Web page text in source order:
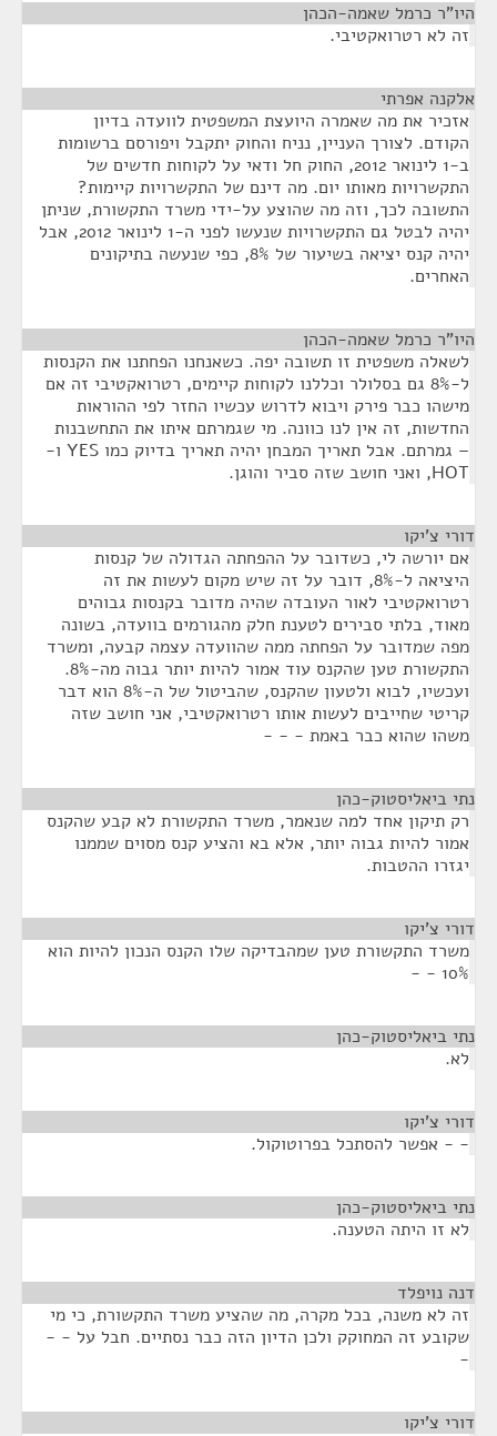
היו"ר כרמל שאמה-הכהן
זה לא רטרואקטיבי.
אלקנה אפרתי
אזכיר את מה שאמרה היועצת המשפטית לוועדה בדיון
הקודם. לצורך העניין, נניח והחוק יתקבל ויפורסם ברשומות
ב-1 לינואר 2012, החוק חל ודאי על לקוחות חדשים של
התקשרויות מאותו יום. מה דינם של התקשרויות קיימות?
התשובה לכך, וזה מה שהוצע על-ידי משרד התקשורת, שניתן
יהיה לבטל גם התקשרויות שנעשו לפני ה-1 לינואר 2012, אבל
יהיה קנס יציאה בשיעור של 8%, כפי שנעשה בתיקונים
האחרים.
היו"ר כרמל שאמה-הכהן
לשאלה משפטית זו תשובה יפה. כשאנחנו הפחתנו את הקנסות
ל-8% גם בסלולר וכללנו לקוחות קיימים, רטרואקטיבי זה אם
מישהו כבר פירק ויבוא לדרוש עכשיו החזר לפי ההוראות
החדשות, זה אין לנו כוונה. מי שגמרתם איתו את התחשבנות
– גמרתם. אבל תאריך המבחן יהיה תאריך בדיוק כמו YES ו-
HOT, ואני חושב שזה סביר והוגן.
דורי צ'יקו
אם יורשה לי, כשדובר על ההפחתה הגדולה של קנסות
היציאה ל-8%, דובר על זה שיש מקום לעשות את זה
רטרואקטיבי לאור העובדה שהיה מדובר בקנסות גבוהים
מאוד, בלתי סבירים לטענת חלק מהגורמים בוועדה, בשונה
מפה שמדובר על הפחתה ממה שהוועדה עצמה קבעה, ומשרד
התקשורת טען שהקנס עוד אמור להיות יותר גבוה מה-8%.
ועכשיו, לבוא ולטעון שהקנס, שהביטול של ה-8% הוא דבר
קריטי שחייבים לעשות אותו רטרואקטיבי, אני חושב שזה
משהו שהוא כבר באמת - - -
נתי ביאליסטוק-כהן
רק תיקון אחד למה שנאמר, משרד התקשורת לא קבע שהקנס
אמור להיות גבוה יותר, אלא בא והציע קנס מסוים שממנו
יגזרו ההטבות.
דורי צ'יקו
משרד התקשורת טען שמהבדיקה שלו הקנס הנכון להיות הוא
10% - -
נתי ביאליסטוק-כהן
לא.
דורי צ'יקו
- - אפשר להסתכל בפרוטוקול.
נתי ביאליסטוק-כהן
לא זו היתה הטענה.
דנה נויפלד
זה לא משנה, בכל מקרה, מה שהציע משרד התקשורת, כי מי
שקובע זה המחוקק ולכן הדיון הזה כבר נסתיים. חבל על - -
-
דורי צ'יקו